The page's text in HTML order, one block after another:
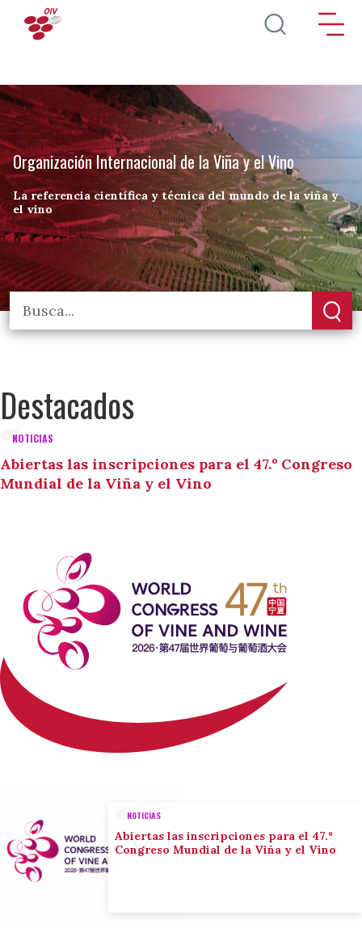
Pasar al contenido principal
Organización Internacional de la Viña y el Vino
La referencia científica y técnica del mundo de la viña y
el vino
Destacados
NOTICIAS
Abiertas las inscripciones para el 47.º Congreso
Mundial de la Viña y el Vino
NOTICIAS
Abiertas las inscripciones para el 47.º
Congreso Mundial de la Viña y el Vino